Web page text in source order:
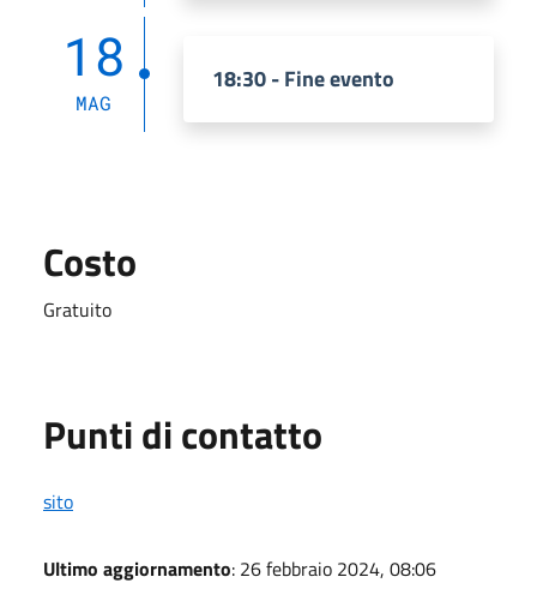
18
MAG
18:30 - Fine evento
Costo
Gratuito
Punti di contatto
sito
Ultimo aggiornamento: 26 febbraio 2024, 08:06